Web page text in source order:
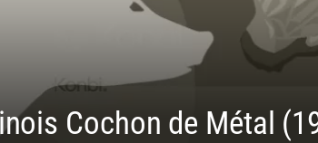
Cochon de Métal